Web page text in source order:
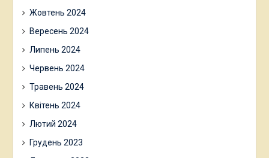
Жовтень 2024
Вересень 2024
Липень 2024
Червень 2024
Травень 2024
Квітень 2024
Лютий 2024
Грудень 2023